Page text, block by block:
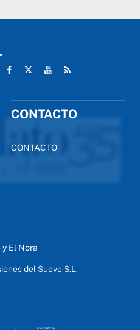
CONTACTO
CONTACTO
y El Nora
del Sueve S.L.